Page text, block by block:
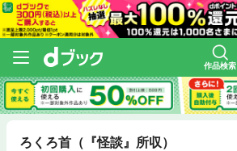
作品検索
ろくろ首（『怪談』所収）